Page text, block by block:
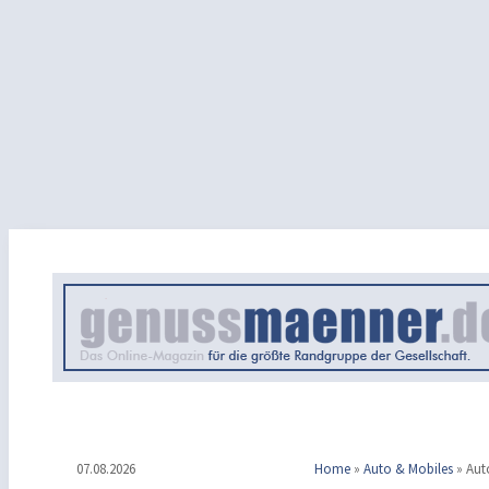
07.08.2026 Home » Auto & Mobiles »